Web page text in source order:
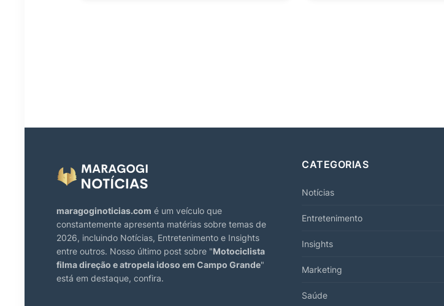
maragoginoticias.com é um veículo que
constantemente apresenta matérias sobre temas de
2026, incluindo Notícias, Entretenimento e Insights
entre outros. Nosso último post sobre "Motociclista
filma direção e atropela idoso em Campo Grande"
está em destaque, confira.
CATEGORIAS
Notícias
Entretenimento
Insights
Marketing
Saúde